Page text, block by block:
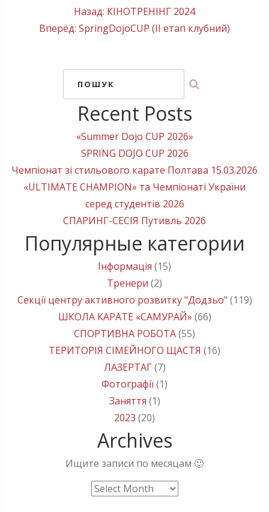
Назад: КІНОТРЕНІНГ 2024
Вперёд: SpringDojoCUP (ІI етап клубний)
ПОШУК
Recent Posts
«Summer Dojo CUP 2026»
SPRING DOJO CUP 2026
Чемпіонат зі стильового карате Полтава 15.03.2026
«ULTIMATE CHAMPION» та Чемпіонаті України
серед студентів 2026
СПАРИНГ-СЕСІЯ Путивль 2026
Популярные категории
Інформація (15)
Тренери (2)
Секції центру активного розвитку "Додзьо" (119)
ШКОЛА КАРАТЕ «САМУРАЙ» (66)
СПОРТИВНА РОБОТА(55)
ТЕРИТОРІЯ СІМЕЙНОГО ЩАСТЯ (16)
ЛАЗЕРТАГ(7)
Фотографії(1)
Заняття (1)
2023 (20)
Archives
Ищите записи по месяцам 🙂